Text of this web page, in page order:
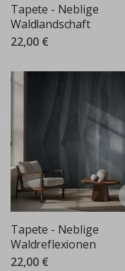
Tapete - Neblige
Waldlandschaft
22,00 €
Tapete - Neblige
Waldreflexionen
22,00 €